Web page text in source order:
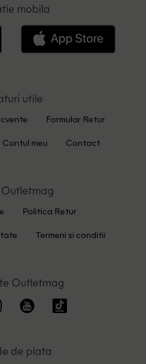
mobila
utile
Formular Retur
Contul meu Contact
Outletmag
Politica Retur
Termeni si conditii
Outletmag
de plata